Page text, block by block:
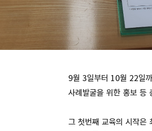
9월 3일부터 10월 22일
사례발굴을 위한 홍보 등
그 첫번째 교육의 시작은